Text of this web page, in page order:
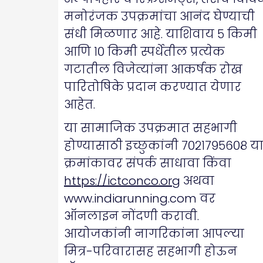
मनोरंजक उपक्रमांचा आनंद घेण्याची
संधी मिळणार आहे. याशिवाय ५ किमी
आणि १० किमी स्पर्धेतील प्रत्येक
गटातील विजेत्यांना आकर्षक रोख
पारितोषिके प्रदान करण्यात येणार
आहेत.
या सामाजिक उपक्रमात सहभागी
होण्यासाठी इच्छुकांनी ७०२१७९५६०८ या
क्रमांकावर संपर्क साधावा किंवा
https://ictconco.org अथवा
www.indiarunning.com वर
ऑनलाइन नोंदणी करावी.
आयोजकांनी नागरिकांना आपल्या
मित्र-परिवारासह सहभागी होऊन